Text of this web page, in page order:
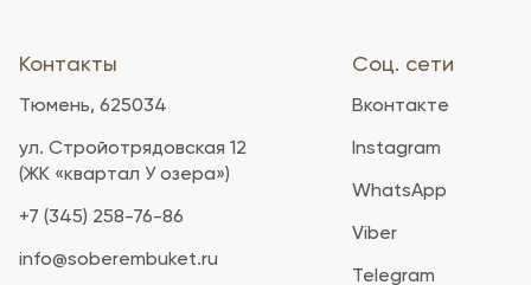
Контакты
Тюмень, 625034
ул. Стройотрядовская 12
(ЖК «квартал У озера»)
+7 (345) 258-76-86
info@soberembuket.ru
Соц. сети
Вконтакте
Instagram
WhatsApp
Viber
Telegram